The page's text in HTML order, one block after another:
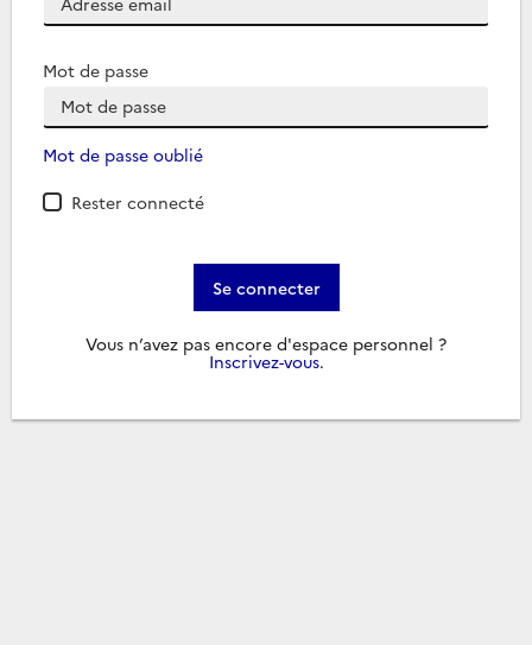
Mot de passe
Mot de passe oublié
Rester connecté
Se connecter
Vous n’avez pas encore d'espace personnel ?
Inscrivez-vous.